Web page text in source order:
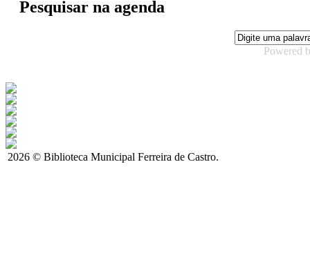
Pesquisar na agenda
Powered
2026 © Biblioteca Municipal Ferreira de Castro.